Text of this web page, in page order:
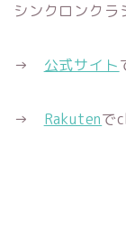
シンクロンクラ
→ 公式サイト
→ Rakutenで